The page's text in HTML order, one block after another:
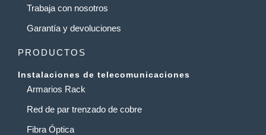
Trabaja con nosotros
Garantía y devoluciones
PRODUCTOS
Instalaciones de telecomunicaciones
Armarios Rack
Red de par trenzado de cobre
Fibra Óptica